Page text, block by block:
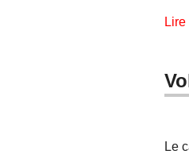
Le